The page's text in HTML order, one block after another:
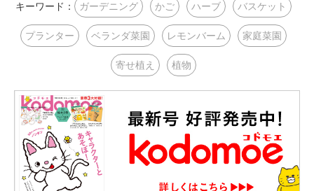
キーワード： ガーデニング かご ハーブ バスケット
プランター ベランダ菜園 レモンバーム 家庭菜園
寄せ植え 植物